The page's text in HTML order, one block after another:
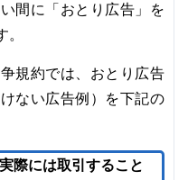
間に「おとり広告」を
規約では、おとり広告
ない広告例）を下記の
際には取引すること